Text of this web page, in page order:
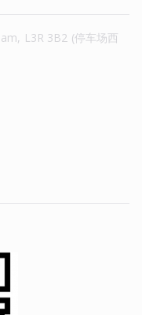
L3R 3B2 (停车场西